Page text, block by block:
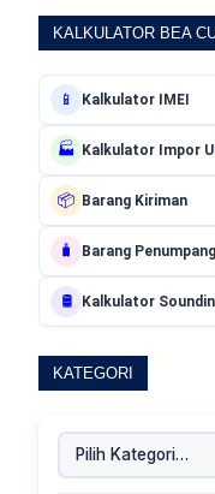
KALKULATOR BEA
📱 Kalkulator IMEI
🏭 Kalkulator Impor
📦 Barang Kiriman
🧳 Barang Penumpang
🛢️ Kalkulator
KATEGORI